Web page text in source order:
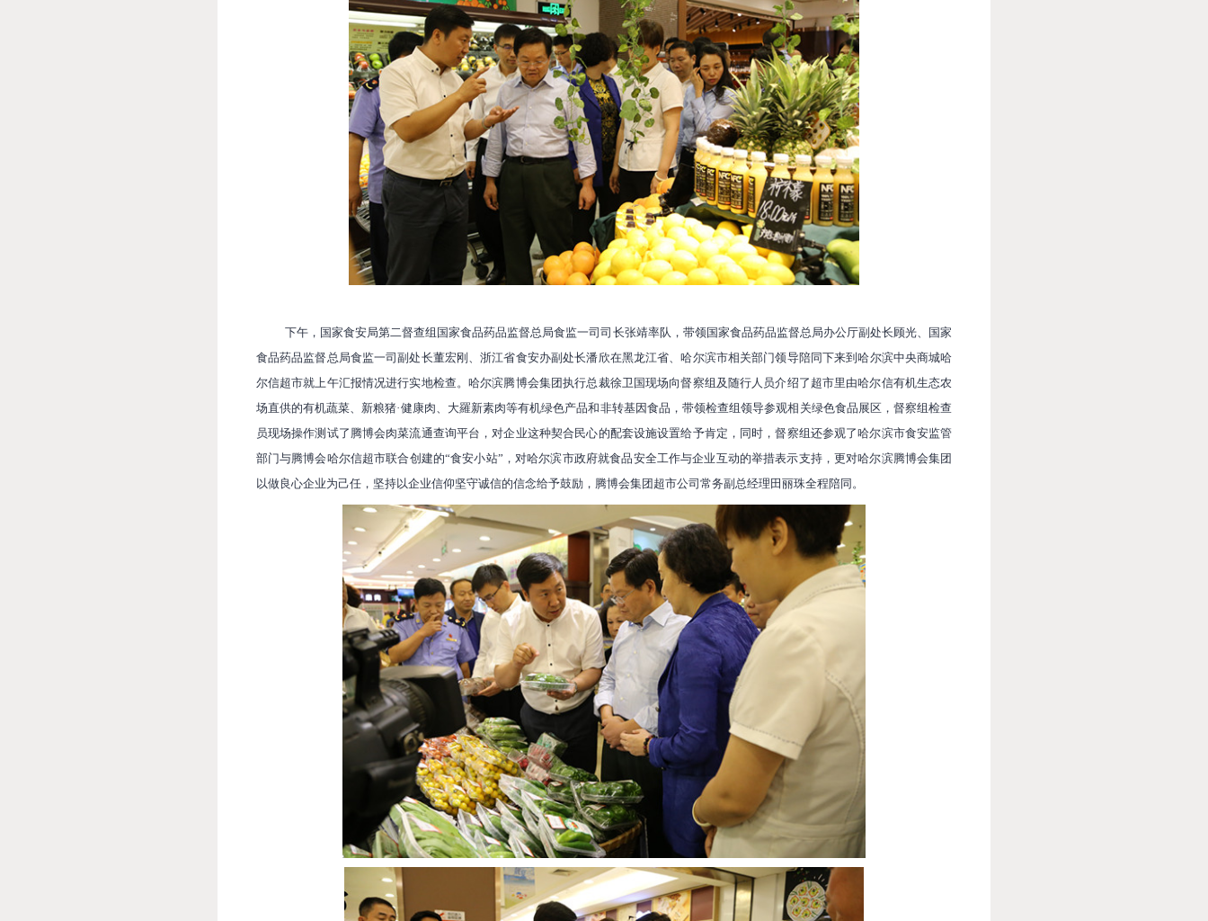
下午， 国家食安局第二督查组国家食品药品监督总局食监一司司长张靖率队，带领国家食品药品监督总局办公厅副处长顾光、国家
食品药品监督总局食监一司副处长董宏刚、浙江省食安办副处长潘欣在黑龙江省、哈尔滨市相关部门领导陪同下来到哈尔滨中央商城哈
尔信超市就上午汇报情况进行实地检查。哈尔滨腾博会集团执行总裁徐卫国现场向督察组及随行人员介绍了超市里由哈尔信有机生态农
场直供的有机蔬菜、新粮猪·健康肉、大羅新素肉等有机绿色产品和非转基因食品，带领检查组领导参观相关绿色食品展区，督察组检查
员现场操作测试了腾博会肉菜流通查询平台，对企业这种契合民心的配套设施设置给予肯定，同时，督察组还参观了哈尔滨市食安监管
部门与腾博会哈尔信超市联合创建的“食安小站”，对哈尔滨市政府就食品安全工作与企业互动的举措表示支持，更对哈尔滨腾博会集团
以做良心企业为己任，坚持以企业信仰坚守诚信的信念给予鼓励，腾博会集团超市公司常务副总经理田丽珠全程陪同。